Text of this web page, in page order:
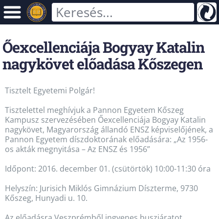
Őexcellenciája Bogyay Katalin
nagykövet előadása Kőszegen
Tisztelt Egyetemi Polgár!
Tisztelettel meghívjuk a Pannon Egyetem Kőszeg
Kampusz szervezésében Őexcellenciája Bogyay Katalin
nagykövet, Magyarország állandó ENSZ képviselőjének, a
Pannon Egyetem díszdoktorának előadására: „Az 1956-
os akták megnyitása – Az ENSZ és 1956”
Időpont: 2016. december 01. (csütörtök) 10:00-11:30 óra
Helyszín: Jurisich Miklós Gimnázium Díszterme, 9730
Kőszeg, Hunyadi u. 10.